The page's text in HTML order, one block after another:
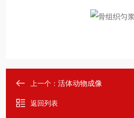
上一个： 活体动物成像
返回列表